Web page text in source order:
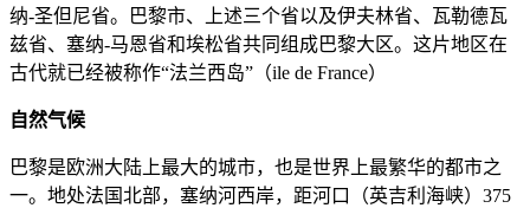
纳-圣但尼省。巴黎市、上述三个省以及伊夫林省、瓦勒德瓦
兹省、塞纳-马恩省和埃松省共同组成巴黎大区。这片地区在
古代就已经被称作“法兰西岛”（ile de France）
自然气候
巴黎是欧洲大陆上最大的城市，也是世界上最繁华的都市之
一。地处法国北部，塞纳河西岸，距河口（英吉利海峡）375